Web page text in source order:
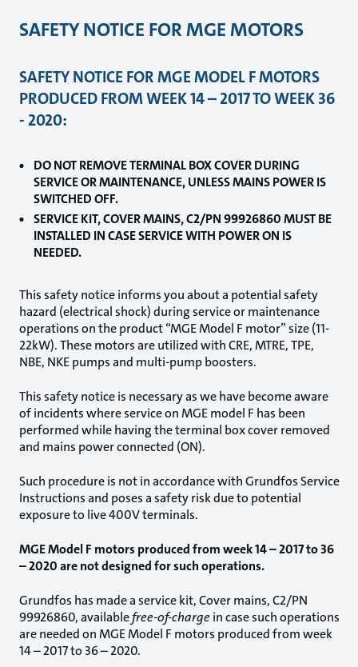
SAFETY NOTICE FOR MGE MOTORS
SAFETY NOTICE FOR MGE MODEL F MOTORS
PRODUCED FROM WEEK 14 – 2017 TO WEEK 36
- 2020:
DO NOT REMOVE TERMINAL BOX COVER DURING
SERVICE OR MAINTENANCE, UNLESS MAINS POWER IS
SWITCHED OFF.
SERVICE KIT, COVER MAINS, C2/PN 99926860 MUST BE
INSTALLED IN CASE SERVICE WITH POWER ON IS
NEEDED.
This safety notice informs you about a potential safety
hazard (electrical shock) during service or maintenance
operations on the product “MGE Model F motor” size (11-
22kW). These motors are utilized with CRE, MTRE, TPE,
NBE, NKE pumps and multi-pump boosters.
This safety notice is necessary as we have become aware
of incidents where service on MGE model F has been
performed while having the terminal box cover removed
and mains power connected (ON).
Such procedure is not in accordance with Grundfos Service
Instructions and poses a safety risk due to potential
exposure to live 400V terminals.
MGE Model F motors produced from week 14 – 2017 to 36
– 2020 are not designed for such operations.
Grundfos has made a service kit, Cover mains, C2/PN
99926860, availablefree-of-chargein case such operations
are needed on MGE Model F motors produced from week
14 – 2017 to 36 – 2020.